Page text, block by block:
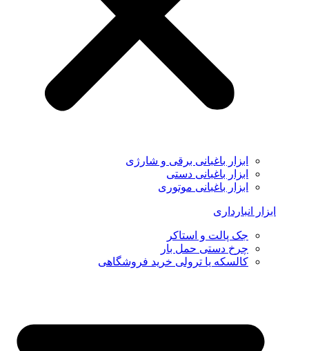
ابزار باغبانی برقی و شارژی
ابزار باغبانی دستی
ابزار باغبانی موتوری
ابزار انبارداری
جک پالت و استاکر
چرخ دستی حمل بار
کالسکه یا ترولی خرید فروشگاهی